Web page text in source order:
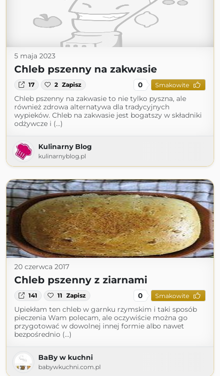
5 maja 2023
Chleb pszenny na zakwasie
17 2 Zapisz 0 Smakowite
Chleb pszenny na zakwasie to nie tylko pyszna, ale
również zdrowa alternatywa dla tradycyjnych
wypieków. Chleb na zakwasie jest bogatszy w składniki
odżywcze i (...)
Kulinarny Blog
kulinarnyblog.pl
20 czerwca 2017
Chleb pszenny z ziarnami
141 11 Zapisz 0 Smakowite
Upiekłam ten chleb w garnku rzymskim i taki sposób
pieczenia Wam polecam, ale oczywiście można go
przygotować w dowolnej innej formie albo nawet
bezpośrednio (...)
BaBy w kuchni
babywkuchni.com.pl